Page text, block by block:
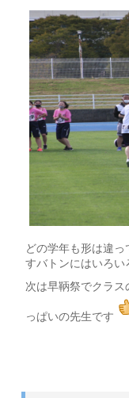
どの学年も形は違
すバトンにはいろい
次は早鞆祭でクラ
っぱいの先生です